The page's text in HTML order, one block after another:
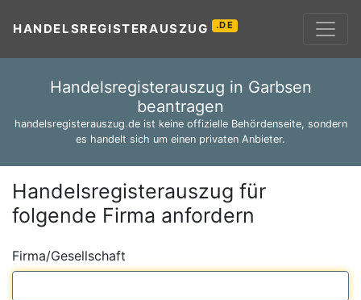
HANDELSREGISTERAUSZUG .DE
Handelsregisterauszug in Garbsen
beantragen
handelsregisterauszug.de ist keine offizielle Behördenseite, sondern
es handelt sich um einen privaten Anbieter.
Handelsregisterauszug für
folgende Firma anfordern
Firma/Gesellschaft